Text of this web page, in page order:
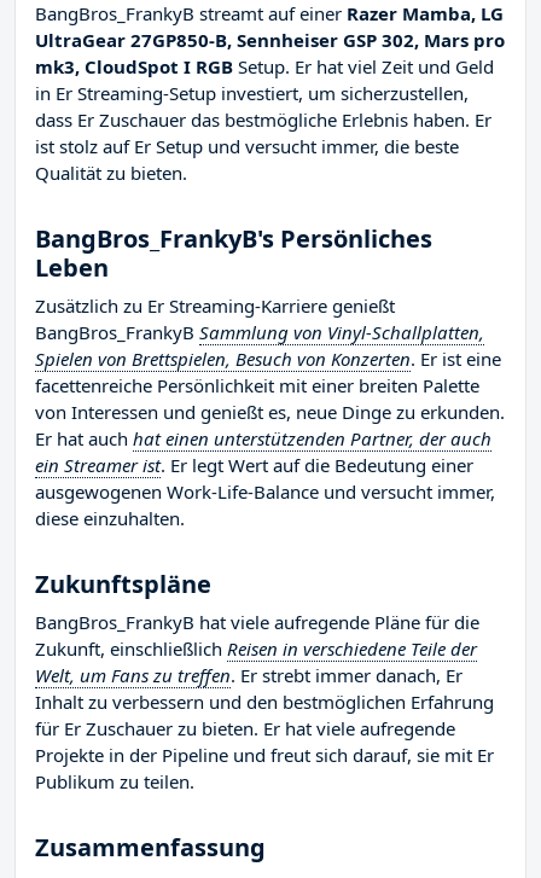
BangBros_FrankyB streamt auf einer Razer Mamba, LG
UltraGear 27GP850-B, Sennheiser GSP 302, Mars pro
mk3, CloudSpot I RGB Setup. Er hat viel Zeit und Geld
in Er Streaming-Setup investiert, um sicherzustellen,
dass Er Zuschauer das bestmögliche Erlebnis haben. Er
ist stolz auf Er Setup und versucht immer, die beste
Qualität zu bieten.
BangBros_FrankyB's Persönliches
Leben
Zusätzlich zu Er Streaming-Karriere genießt
BangBros_FrankyB Sammlung von Vinyl-Schallplatten,
Spielen von Brettspielen, Besuch von Konzerten. Er ist eine
facettenreiche Persönlichkeit mit einer breiten Palette
von Interessen und genießt es, neue Dinge zu erkunden.
Er hat auch hat einen unterstützenden Partner, der auch
ein Streamer ist. Er legt Wert auf die Bedeutung einer
ausgewogenen Work-Life-Balance und versucht immer,
diese einzuhalten.
Zukunftspläne
BangBros_FrankyB hat viele aufregende Pläne für die
Zukunft, einschließlich Reisen in verschiedene Teile der
Welt, um Fans zu treffen. Er strebt immer danach, Er
Inhalt zu verbessern und den bestmöglichen Erfahrung
für Er Zuschauer zu bieten. Er hat viele aufregende
Projekte in der Pipeline und freut sich darauf, sie mit Er
Publikum zu teilen.
Zusammenfassung